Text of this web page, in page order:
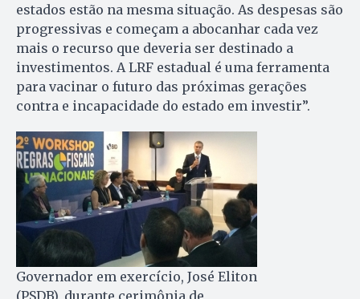
estados estão na mesma situação. As despesas são
progressivas e começam a abocanhar cada vez
mais o recurso que deveria ser destinado a
investimentos. A LRF estadual é uma ferramenta
para vacinar o futuro das próximas gerações
contra e incapacidade do estado em investir”.
Governador em exercício, José Eliton